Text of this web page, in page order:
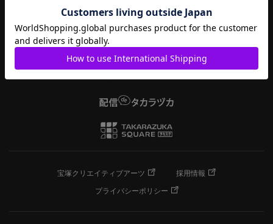
宝塚クリエイティブアーツ
採用情報
プライバシーポリシー